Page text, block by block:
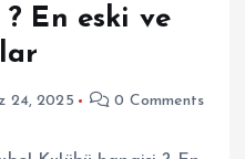
En eski ve
24, 2025 0 Comments